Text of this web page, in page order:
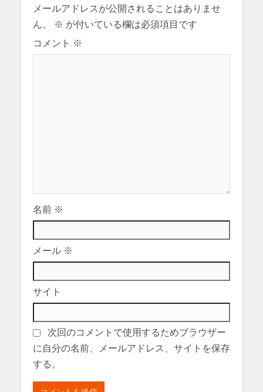
メールアドレスが公開されることはありませ
ん。
※ が付いている欄は必須項目です
コメント ※
名前 ※
メール ※
サイト
次回のコメントで使用するためブラウザー
に自分の名前、メールアドレス、サイトを保存
する。